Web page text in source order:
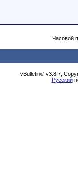
Часовой
vBulletin® v3.8.7,
Русский